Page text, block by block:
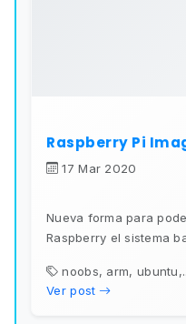
Raspberry Pi
17 Mar 2020
Nueva forma para
Raspberry el sistema
noobs, arm,
Ver post